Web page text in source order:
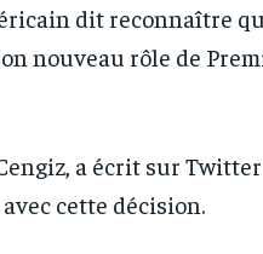
dit reconnaître
nouveau rôle de
a écrit sur
cette décision.